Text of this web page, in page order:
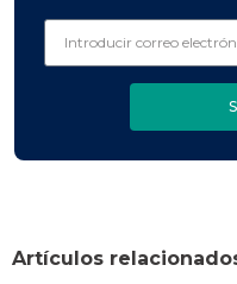
Artículos